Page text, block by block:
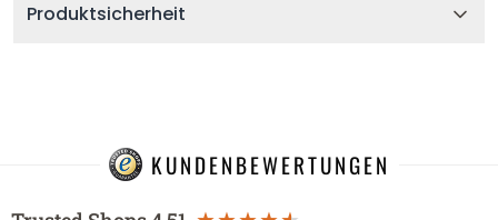
Produktsicherheit
KUNDENBEWERTUNGEN